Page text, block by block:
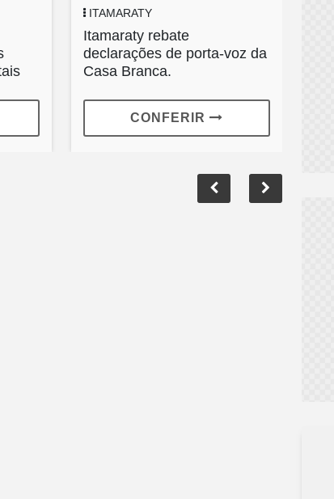
ITAMARATY
Itamaraty rebate
declarações de porta-voz da
Casa Branca.
CONFERIR